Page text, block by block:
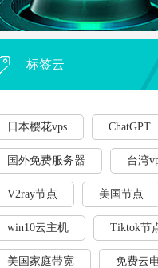
2023年云服务器用作游戏挂
标签云
日本樱花vps ChatGPT
国外免费服务器 台湾
V2ray节点 美国节点
win10云主机 Tiktok节
美国家庭带宽 免费云